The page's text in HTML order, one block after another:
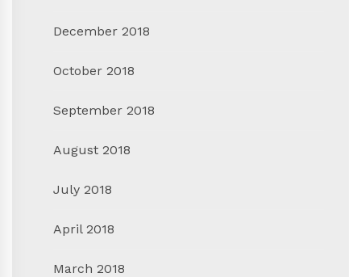
December 2018
October 2018
September 2018
August 2018
July 2018
April 2018
March 2018